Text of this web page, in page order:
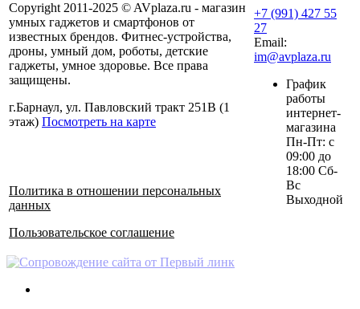
Copyright 2011-2025 © AVplaza.ru - магазин
умных гаджетов и смартфонов от
известных брендов. Фитнес-устройства,
дроны, умный дом, роботы, детские
гаджеты, умное здоровье. Все права
защищены.
г.Барнаул, ул. Павловский тракт 251В (1
этаж) Посмотреть на карте
Политика в отношении персональных
данных
Пользовательское соглашение
+7 (991) 427 55
27
Email:
im@avplaza.ru
График
работы
интернет-
магазина
Пн-Пт: с
09:00 до
18:00 Сб-
Вс
Выходной